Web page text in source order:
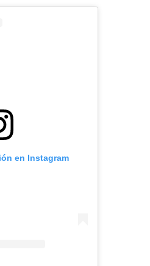
en Instagram